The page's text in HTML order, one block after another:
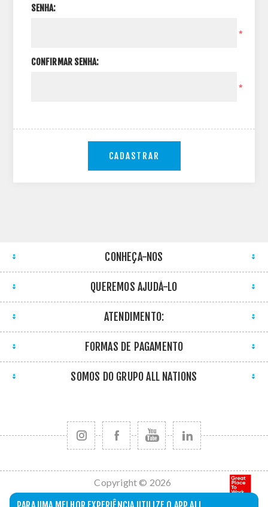
SENHA:
*
CONFIRMAR SENHA:
*
CADASTRAR
CONHEÇA-NOS
QUEREMOS AJUDÁ-LO
ATENDIMENTO:
FORMAS DE PAGAMENTO
SOMOS DO GRUPO ALL NATIONS
Copyright © 2026
All Nations. Todos